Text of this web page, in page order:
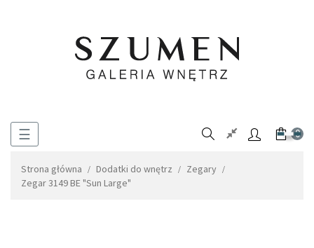
Toggle
☰ 0
Strona główna Dodatki do wnętrz
Zegary
Zegar 3149 BE "Sun Large"